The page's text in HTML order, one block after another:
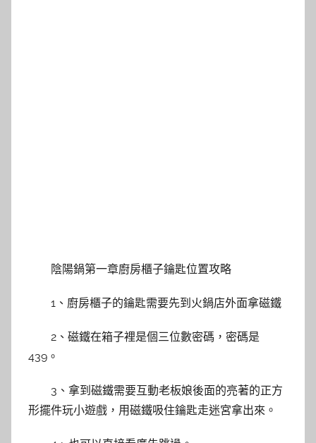
陰陽鍋第一章廚房櫃子鑰匙位置攻略
1、廚房櫃子的鑰匙需要先到火鍋店外面拿磁鐵
2、磁鐵在箱子裡是個三位數密碼，密碼是
439。
3、拿到磁鐵需要互動老板娘後面的亮著的正方
形擺件玩小遊戲，用磁鐵吸住鑰匙走迷宮拿出來。